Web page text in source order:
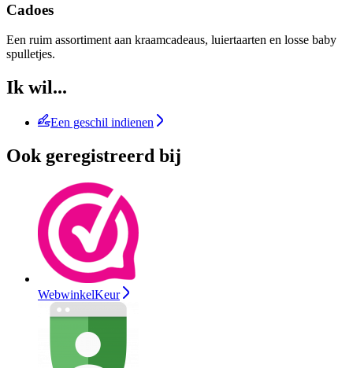
Cadoes
Een ruim assortiment aan kraamcadeaus, luiertaarten en losse baby
spulletjes.
Ik wil...
Een geschil indienen
Ook geregistreerd bij
WebwinkelKeur